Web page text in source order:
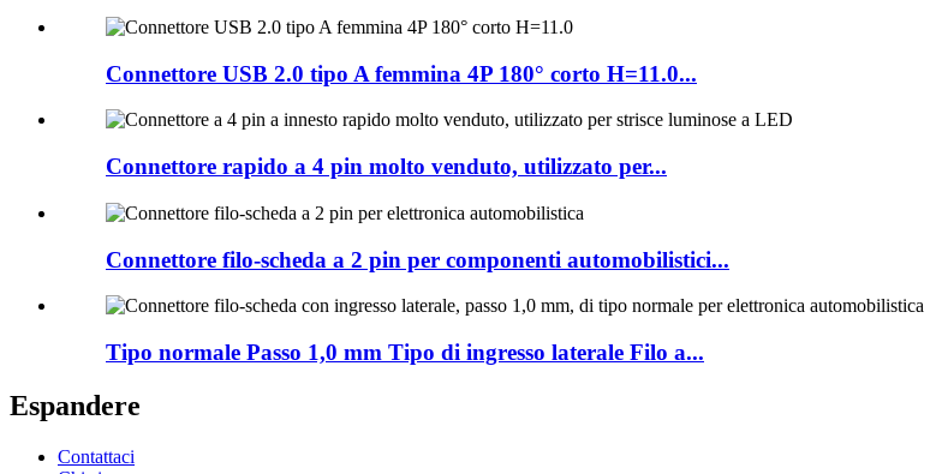
Connettore USB 2.0 tipo A femmina 4P 180° corto H=11.0...
Connettore rapido a 4 pin molto venduto, utilizzato per...
Connettore filo-scheda a 2 pin per componenti automobilistici...
Tipo normale Passo 1,0 mm Tipo di ingresso laterale Filo a...
Espandere
Contattaci